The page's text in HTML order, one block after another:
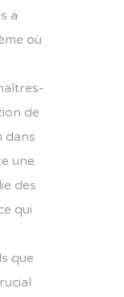
a
où
de
dans
une
des
qui
que